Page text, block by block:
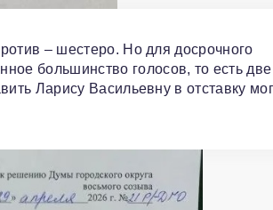
– шестеро. Но для досрочного
большинство голосов, то есть две
Ларису Васильевну в отставку